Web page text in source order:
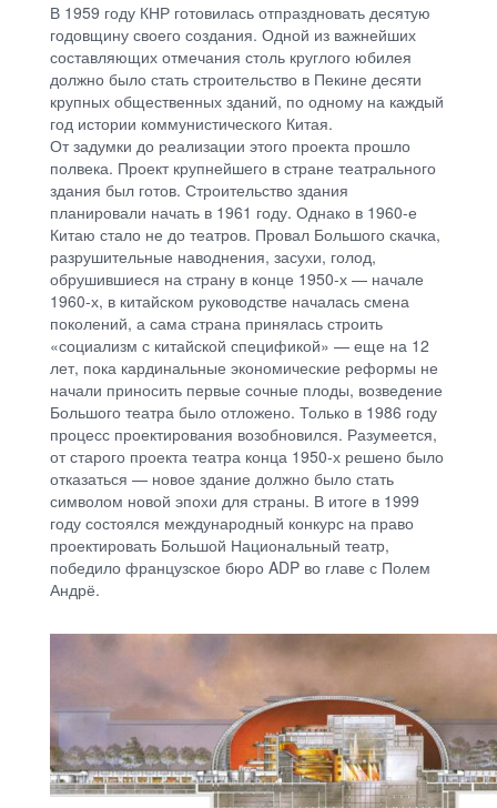
В 1959 году КНР готовилась отпраздновать десятую
годовщину своего создания. Одной из важнейших
составляющих отмечания столь круглого юбилея
должно было стать строительство в Пекине десяти
крупных общественных зданий, по одному на каждый
год истории коммунистического Китая.
От задумки до реализации этого проекта прошло
полвека. Проект крупнейшего в стране театрального
здания был готов. Строительство здания
планировали начать в 1961 году. Однако в 1960-е
Китаю стало не до театров. Провал Большого скачка,
разрушительные наводнения, засухи, голод,
обрушившиеся на страну в конце 1950-х — начале
1960-х, в китайском руководстве началась смена
поколений, а сама страна принялась строить
«социализм с китайской спецификой» — еще на 12
лет, пока кардинальные экономические реформы не
начали приносить первые сочные плоды, возведение
Большого театра было отложено. Только в 1986 году
процесс проектирования возобновился. Разумеется,
от старого проекта театра конца 1950-х решено было
отказаться — новое здание должно было стать
символом новой эпохи для страны. В итоге в 1999
году состоялся международный конкурс на право
проектировать Большой Национальный театр,
победило французское бюро ADP во главе с Полем
Андрё.